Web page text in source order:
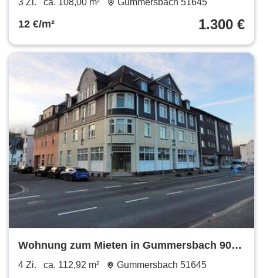
12 €/m² 1.300 €
Wohnung zum Mieten in Gummersbach 900
€ 112.92 m²
4 Zi. ca. 112,92 m² Gummersbach 51645